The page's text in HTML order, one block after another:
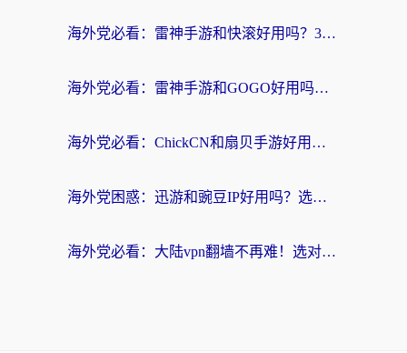
海外党必看：雷神手游和快滚好用吗？3步选对回国加速器无缝刷国内资源
海外党必看：雷神手游和GOGO好用吗？3步选对回国加速器，无缝刷剧玩原神
海外党必看：ChickCN和扇贝手游好用吗？3步选对回国加速器无缝刷国内资源
海外党困惑：迅游和豌豆IP好用吗？选对回国加速器，刷剧游戏再也不卡
海外党必看：大陆vpn翻墙不再难！选对加速器，无缝刷国内资源